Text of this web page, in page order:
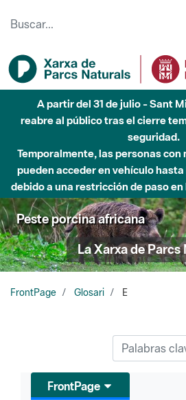
A partir del 31 de julio - Sant
reabre al público tras el cierre
seguridad.
Temporalmente, las personas
pueden acceder en vehículo
debido a una restricción de paso
Peste porcina africana
La Xarxa de Parcs
FrontPage Glosari E
FrontPage